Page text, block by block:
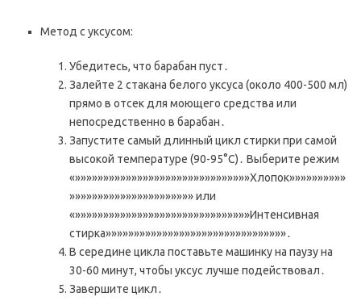
Метод с уксусом:
Убедитесь, что барабан пуст․
Залейте 2 стакана белого уксуса (около 400-500 мл)
прямо в отсек для моющего средства или
непосредственно в барабан․
Запустите самый длинный цикл стирки при самой
высокой температуре (90-95°C)․ Выберите режим
«»»»»»»»»»»»»»»»»»»»»»»»»»»»»»»»Хлопок»»»»»»»»»»
»»»»»»»»»»»»»»»»»»»»»» или
«»»»»»»»»»»»»»»»»»»»»»»»»»»»»»»»Интенсивная
стирка»»»»»»»»»»»»»»»»»»»»»»»»»»»»»»»»․
В середине цикла поставьте машинку на паузу на
30-60 минут, чтобы уксус лучше подействовал․
Завершите цикл․